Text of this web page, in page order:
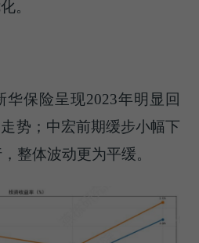
。
保险呈现2023年明显回
势；中宏前期缓步小幅下
整体波动更为平缓。